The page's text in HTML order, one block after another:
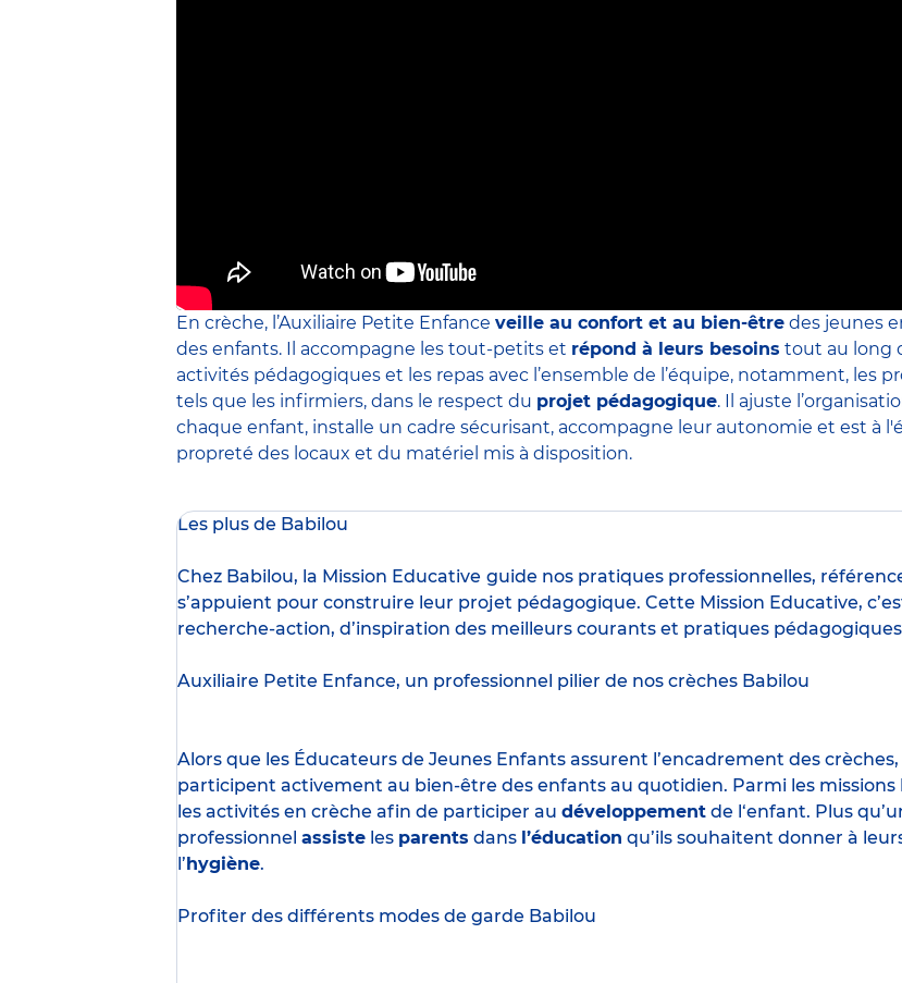
En crèche, l’Auxiliaire Petite Enfance veille au confort et au bien-être des jeunes
des enfants. Il accompagne les tout-petits et répond à leurs besoins tout au long
activités pédagogiques et les repas avec l’ensemble de l’équipe, notamment, les
tels que les infirmiers, dans le respect du projet pédagogique. Il ajuste
chaque enfant, installe un cadre sécurisant, accompagne leur autonomie et est à
propreté des locaux et du matériel mis à disposition.
Les plus de Babilou
Chez Babilou, la Mission Educative guide nos pratiques professionnelles,
s’appuient pour construire leur projet pédagogique. Cette Mission Educative,
recherche-action, d’inspiration des meilleurs courants et pratiques
Auxiliaire Petite Enfance, un professionnel pilier de nos crèches Babilou
Alors que les Éducateurs de Jeunes Enfants assurent l’encadrement des crèches,
participent activement au bien-être des enfants au quotidien. Parmi les missions
les activités en crèche afin de participer au développement de l‘enfant. Plus
professionnel assiste les parents dans l’éducation qu’ils souhaitent donner à
l’ hygiène.
Profiter des différents modes de garde Babilou